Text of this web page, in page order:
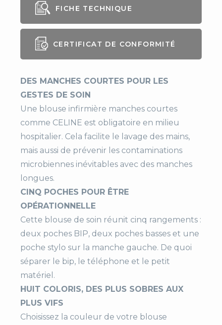
FICHE TECHNIQUE
CERTIFICAT DE CONFORMITÉ
DES MANCHES COURTES POUR LES
GESTES DE SOIN
Une blouse infirmière manches courtes
comme CELINE est obligatoire en milieu
hospitalier. Cela facilite le lavage des mains,
mais aussi de prévenir les contaminations
microbiennes inévitables avec des manches
longues.
CINQ POCHES POUR ÊTRE
OPÉRATIONNELLE
Cette blouse de soin réunit cinq rangements :
deux poches BIP, deux poches basses et une
poche stylo sur la manche gauche. De quoi
séparer le bip, le téléphone et le petit
matériel.
HUIT COLORIS, DES PLUS SOBRES AUX
PLUS VIFS
Choisissez la couleur de votre blouse
Genre Femme
Coupe
Compositio
N
on
Manches Courtes
Couleur
Blanc
Bleu
Vert
Violet
Grammage 200 g/m²
Poches 1 poche stylo manche g